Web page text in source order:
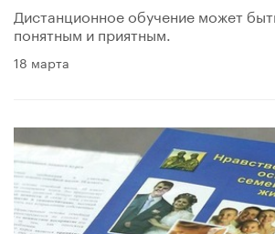
Дистанционное обучение может
понятным и приятным.
18 марта